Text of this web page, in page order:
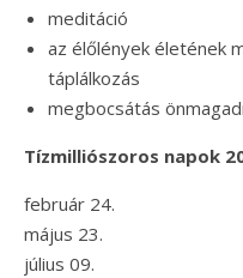
meditáció
az élőlények életének
táplálkozás
megbocsátás
Tízmilliószoros napok
február 24.
május 23.
július 09.